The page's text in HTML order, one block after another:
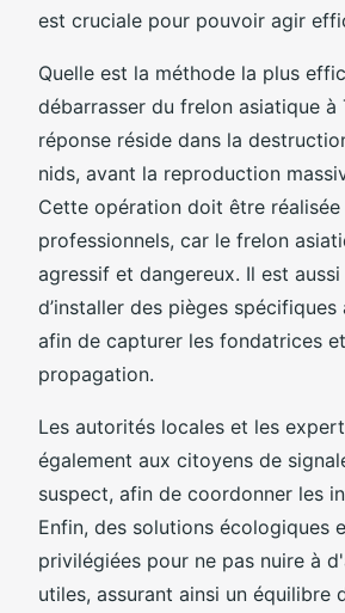
est cruciale pour pouvoir agir
Quelle est la méthode la plus
débarrasser du frelon asiatique à
réponse réside dans la
nids, avant la reproduction
Cette opération doit être réalisée
professionnels, car le frelon
agressif et dangereux. Il est
d’installer des pièges
afin de capturer les fondatrices
propagation.
Les autorités locales et les
également aux citoyens de
suspect, afin de coordonner les
Enfin, des solutions écologiques
privilégiées pour ne pas nuire à
utiles, assurant ainsi un équilibre